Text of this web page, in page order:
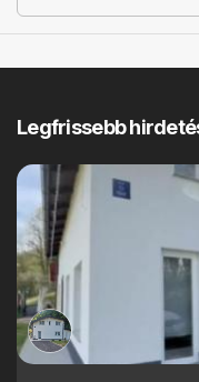
Legfrissebb